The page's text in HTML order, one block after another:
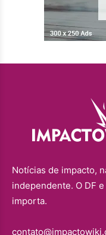
Notícias de impacto,
independente. O DF
importa.